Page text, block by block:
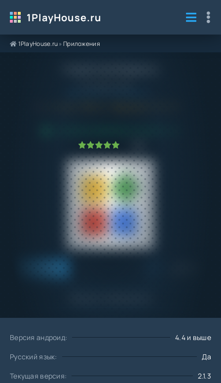
1PlayHouse.ru
1PlayHouse.ru»Приложения
Версия андроид: 4.4 и выше
Русский язык: Да
Текущая версия: 2.1.3